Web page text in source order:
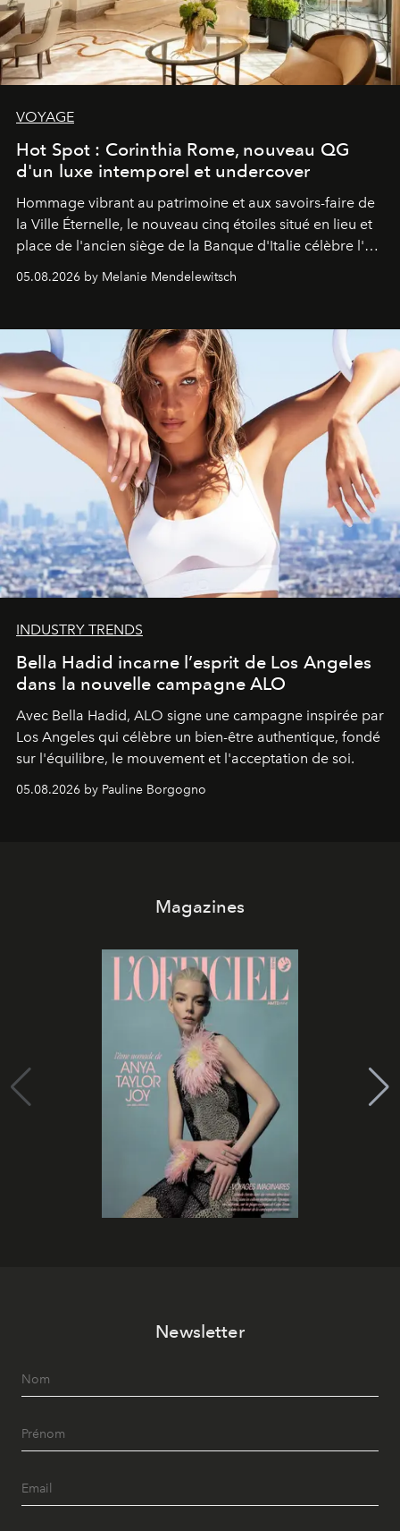
VOYAGE
Hot Spot : Corinthia Rome, nouveau QG
d'un luxe intemporel et undercover
Hommage vibrant au patrimoine et aux savoirs-faire de
la Ville Éternelle, le nouveau cinq étoiles situé en lieu et
place de l'ancien siège de la Banque d'Italie célèbre l'art
de vivre Romain dans toute son élégance intemporelle.
05.08.2026 by Melanie Mendelewitsch
INDUSTRY TRENDS
Bella Hadid incarne l’esprit de Los Angeles
dans la nouvelle campagne ALO
Avec Bella Hadid, ALO signe une campagne inspirée par
Los Angeles qui célèbre un bien-être authentique, fondé
sur l'équilibre, le mouvement et l'acceptation de soi.
05.08.2026 by Pauline Borgogno
Magazines
Newsletter